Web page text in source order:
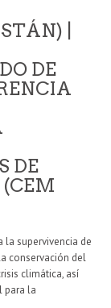
|
DE
DE
la supervivencia de
conservación del
climática, así
para la